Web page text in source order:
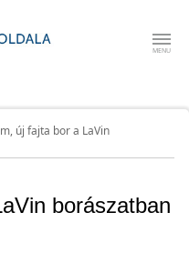
új fajta bor a LaVin
borászatban